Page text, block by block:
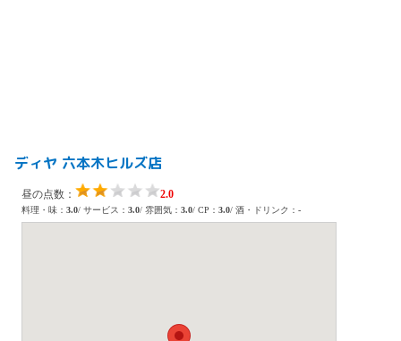
ディヤ 六本木ヒルズ店